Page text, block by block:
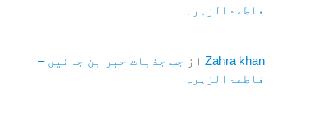
فاطمۃالزہرہ
Zahra khanاز جب جذبات خبر بن جائیں –
فاطمۃالزہرہ